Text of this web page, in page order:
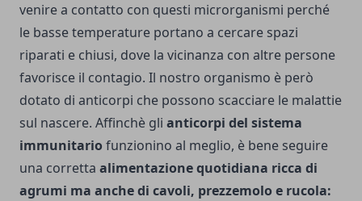
venire a contatto con questi microrganismi perché
le basse temperature portano a cercare spazi
riparati e chiusi, dove la vicinanza con altre persone
favorisce il contagio. Il nostro organismo è però
dotato di anticorpi che possono scacciare le malattie
sul nascere. Affinchè gli anticorpi del sistema
immunitario funzionino al meglio, è bene seguire
una corretta alimentazione quotidiana ricca di
agrumi ma anche di cavoli, prezzemolo e rucola: